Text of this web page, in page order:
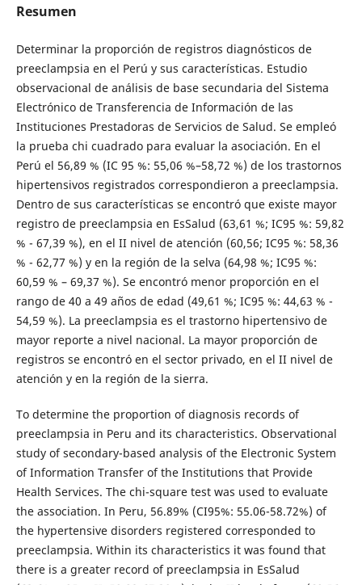
Resumen
Determinar la proporción de registros diagnósticos de
preeclampsia en el Perú y sus características. Estudio
observacional de análisis de base secundaria del Sistema
Electrónico de Transferencia de Información de las
Instituciones Prestadoras de Servicios de Salud. Se empleó
la prueba chi cuadrado para evaluar la asociación. En el
Perú el 56,89 % (IC 95 %: 55,06 %–58,72 %) de los trastornos
hipertensivos registrados correspondieron a preeclampsia.
Dentro de sus características se encontró que existe mayor
registro de preeclampsia en EsSalud (63,61 %; IC95 %: 59,82
% - 67,39 %), en el II nivel de atención (60,56; IC95 %: 58,36
% - 62,77 %) y en la región de la selva (64,98 %; IC95 %:
60,59 % – 69,37 %). Se encontró menor proporción en el
rango de 40 a 49 años de edad (49,61 %; IC95 %: 44,63 % -
54,59 %). La preeclampsia es el trastorno hipertensivo de
mayor reporte a nivel nacional. La mayor proporción de
registros se encontró en el sector privado, en el II nivel de
atención y en la región de la sierra.
To determine the proportion of diagnosis records of
preeclampsia in Peru and its characteristics. Observational
study of secondary-based analysis of the Electronic System
of Information Transfer of the Institutions that Provide
Health Services. The chi-square test was used to evaluate
the association. In Peru, 56.89% (CI95%: 55.06-58.72%) of
the hypertensive disorders registered corresponded to
preeclampsia. Within its characteristics it was found that
there is a greater record of preeclampsia in EsSalud